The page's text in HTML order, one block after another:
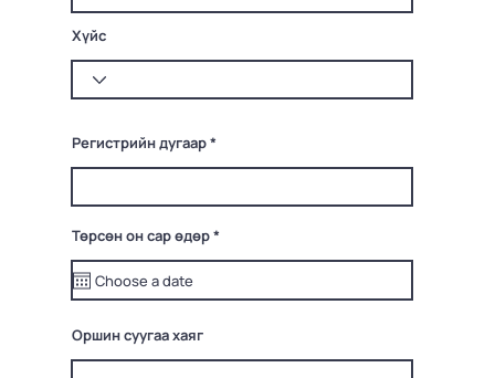
Хүйс
Регистрийн дугаар
Төрсөн он сар өдөр*
q
r
Оршин суугаа хаяг